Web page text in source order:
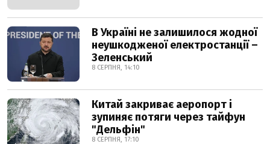
В Україні не залишилося жодної
неушкодженої електростанції –
Зеленський
8 СЕРПНЯ, 14:10
Китай закриває аеропорт і
зупиняє потяги через тайфун
"Дельфін"
8 СЕРПНЯ, 17:10